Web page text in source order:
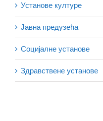
Установе културе
Јавна предузећа
Социјалне установе
Здравствене установе